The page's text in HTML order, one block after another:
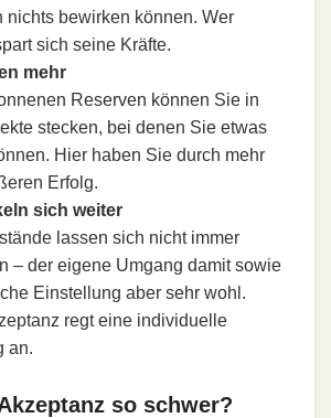
nichts bewirken können. Wer
sich seine Kräfte.
mehr
Reserven können Sie in
stecken, bei denen Sie etwas
Hier haben Sie durch mehr
Erfolg.
sich weiter
lassen sich nicht immer
– der eigene Umgang damit sowie
Einstellung aber sehr wohl.
regt eine individuelle
an.
so schwer?